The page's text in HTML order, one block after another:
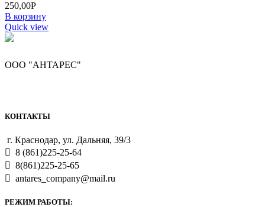
250,00Р
В корзину
Quick view
ООО "АНТАРЕС"
КОНТАКТЫ
г. Краснодар, ул. Дальняя, 39/3
8 (861)225-25-64
8(861)225-25-65
antares_company@mail.ru
РЕЖИМ РАБОТЫ: